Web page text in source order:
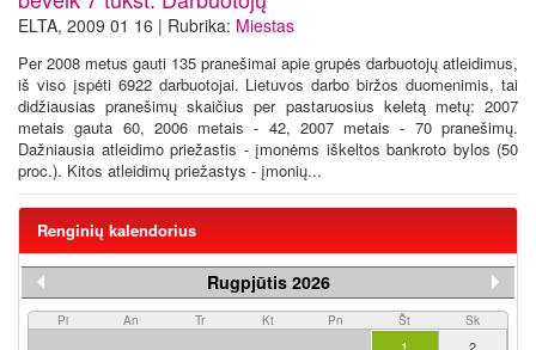
ELTA, 2009 01 16 | Rubrika: Miestas
Per 2008 metus gauti 135 pranešimai apie grupės darbuotojų atleidimus,
iš viso įspėti 6922 darbuotojai. Lietuvos darbo biržos duomenimis, tai
didžiausias pranešimų skaičius per pastaruosius keletą metų: 2007
metais gauta 60, 2006 metais - 42, 2007 metais - 70 pranešimų.
Dažniausia atleidimo priežastis - įmonėms iškeltos bankroto bylos (50
proc.). Kitos atleidimų priežastys - įmonių...
Renginių kalendorius
Rugpjūtis 2026
Pi An Tr Kt Pn Št Sk